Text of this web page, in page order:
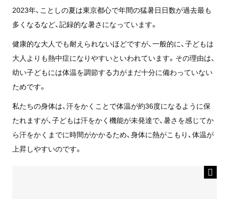
2023年、ことしの夏は東京都心で年間の猛暑日日数が過去最も
多くなるなど、記録的な暑さになっています。
健康的な大人でも耐えられないほどですが、一般的に、子どもは
大人よりも熱中症になりやすいといわれています。その理由は、
幼い子どもには体温を調節する力がまだ十分に備わっていない
ためです。
私たちの身体は、汗をかくことで体温が約36度になるように保
たれますが、子どもは汗をかく機能が未発達で、暑さを感じてか
ら汗をかくまでに時間がかかるため、身体に熱がこもり、体温が
上昇しやすいのです。